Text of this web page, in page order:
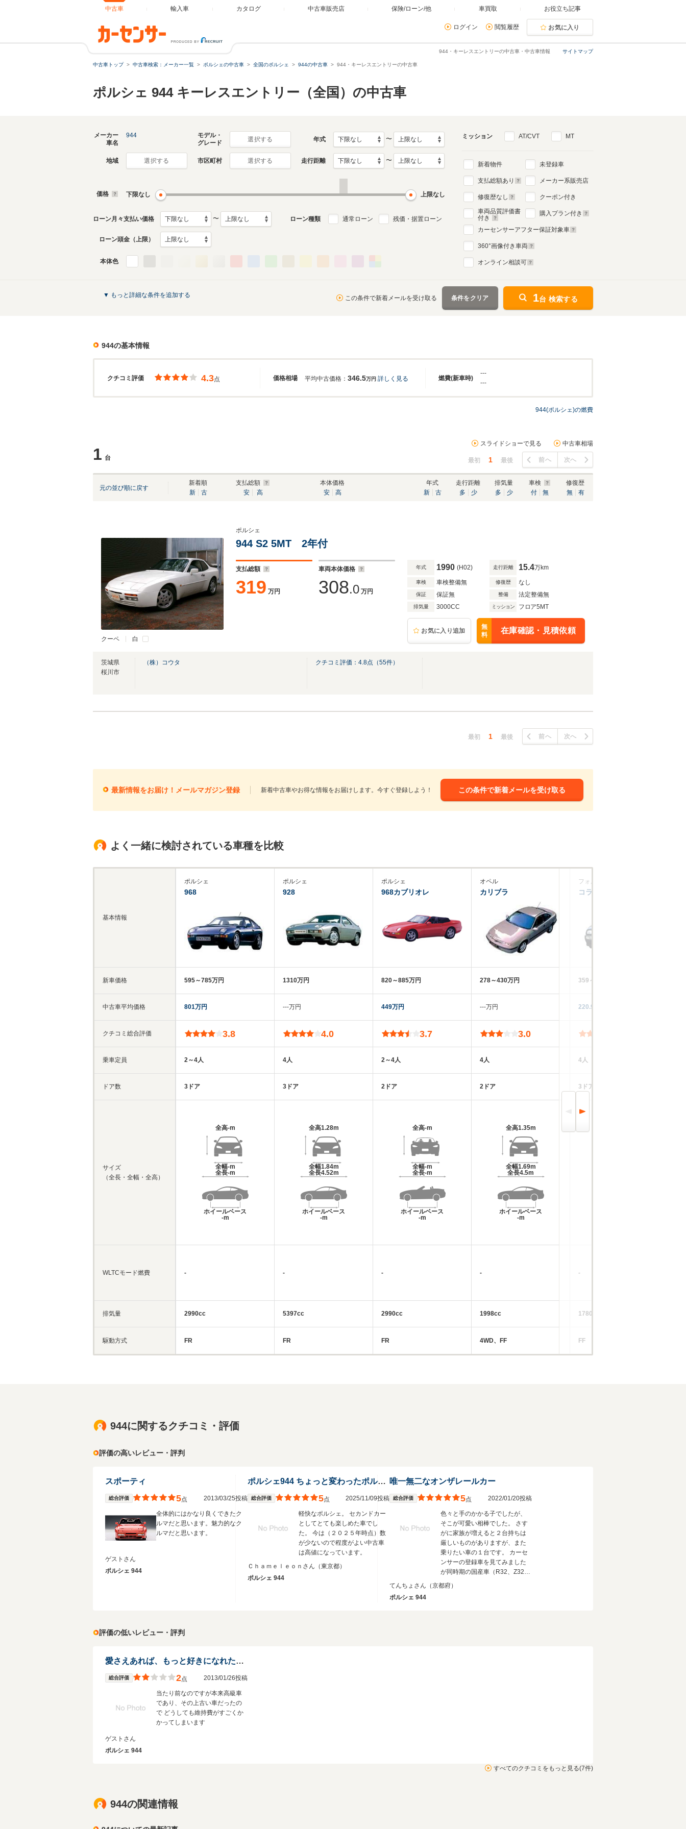
中古車 輸入車 カタログ 中古車販売店 保険/ローン/他 車買取 お役立ち記事
ログイン 閲覧履歴 お気に入り
サイトマップ
944・キーレスエントリーの中古車・中古車情報
中古車トップ 中古車検索：メーカー一覧 ポルシェの中古車 全国のポルシェ 944の中古車 944・キーレスエントリーの中古車
ポルシェ 944 キーレスエントリー（全国）の中古車
メーカー
車名
944
モデル・
グレード
選択する 年式 〜
地域 選択する 市区町村 選択する 走行距離 〜
価格 下限なし 上限なし
ローン月々支払い価格 〜 ローン種類 通常ローン 残価・据置ローン
ローン頭金（上限）
本体色
ミッション AT/CVT MT
新着物件
支払総額あり
修復歴なし
車両品質評価書
付き
未登録車
メーカー系販売店
クーポン付き
購入プラン付き
カーセンサーアフター保証対象車
360°画像付き車両
オンライン相談可
▼ もっと詳細な条件を追加する この条件で新着メールを受け取る 条件をクリア 1台 検索する
944の基本情報
クチコミ評価 価格相場 燃費(新車時)
4.3点 平均中古価格： 346.5万円 詳しく見る
---
---
944(ポルシェ)の燃費
1 台
スライドショーで見る 中古車相場
最初 1 最後 前へ 次へ
元の並び順に戻す
新着順
新
古
支払総額
安
高
本体価格
安
高
年式
新
古
走行距離
多
少
排気量
多
少
車検
付
無
修復歴
無
有
クーペ 白
ポルシェ
944 S2 5MT 2年付
支払総額
319 万円
車両本体価格
308.0 万円
年式 1990 (H02) 走行距離 15.4万km
車検 車検整備無 修復歴 なし
保証 保証無 整備 法定整備無
排気量 3000CC ミッション フロア5MT
お気に入り追加
無
料
在庫確認・見積依頼
茨城県
桜川市
（株）コウタ クチコミ評価： 4.8点（55件）
最初 1 最後 前へ 次へ
最新情報をお届け！メールマガジン登録 新着中古車やお得な情報をお届けします。今すぐ登録しよう！ この条件で新着メールを受け取る
よく一緒に検討されている車種を比較
基本情報
新車価格
中古車平均価格
クチコミ総合評価
乗車定員
ドア数
サイズ
（全長・全幅・全高）
WLTCモード燃費
排気量
駆動方式
ポルシェ
968
595～785万円
801万円
3.8
2～4人
3ドア
全高-m
全幅-m
全長-m
ホイールベース
-m
-
2990cc
FR
ポルシェ
928
1310万円
‐‐‐万円
4.0
4人
3ドア
全高1.28m
全幅1.84m
全長4.52m
ホイールベース
-m
-
5397cc
FR
ポルシェ
968カブリオレ
820～885万円
449万円
3.7
2～4人
2ドア
全高-m
全幅-m
全長-m
ホイールベース
-m
-
2990cc
FR
オペル
カリブラ
278～430万円
‐‐‐万円
3.0
4人
2ドア
全高1.35m
全幅1.69m
全長4.5m
ホイールベース
-m
-
1998cc
4WD、FF
フォルクスワーゲン
コラード
359～480万円
220.9万円
4人
3ドア
-
1780～2861cc
FF
944に関するクチコミ・評価
評価の高いレビュー・評判
スポーティ
総合評価 5点 2013/03/25投稿
全体的にはかなり良くできたク
ルマだと思います。魅力的なク
ルマだと思います。
ゲストさん
ポルシェ 944
ポルシェ944 ちょっと変わったポルシェを求める方向き
総合評価 5点 2025/11/09投稿
軽快なポルシェ。 セカンドカー
としてとても楽しめた車でし
た。 今は（２０２５年時点）数
が少ないので程度がよい中古車
は高値になっています。
Ｃｈａｍｅｌｅｏｎさん （東京都）
ポルシェ 944
唯一無二なオンザレールカー
総合評価 5点 2022/01/20投稿
色々と手のかかる子でしたが、
そこが可愛い相棒でした。 さす
がに家族が増えると２台持ちは
厳しいものがありますが、また
乗りたい車の１台です。 カーセ
ンサーの登録車を見てみました
が同時期の国産車（R32、Z32、
80スープラなど）よりも比較的
てんちょさん （京都府）
ポルシェ 944
評価の低いレビュー・評判
愛さえあれば、もっと好きになれた車です。魅力はある。
総合評価 2点 2013/01/26投稿
当たり前なのですが本来高級車
であり、その上古い車だったの
で どうしても維持費がすごくか
かってしまいます
ゲストさん
ポルシェ 944
すべてのクチコミをもっと見る(7件)
944の関連情報